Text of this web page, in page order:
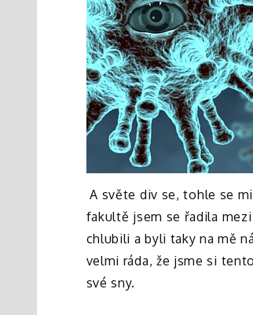
A světe div se, tohle se
fakultě jsem se řadila
chlubili a byli taky na mě
velmi ráda, že jsme si
své sny.